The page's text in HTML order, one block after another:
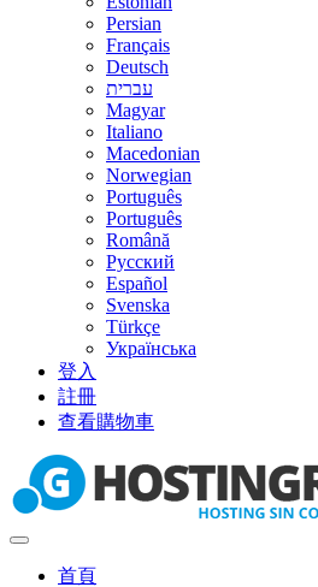
Persian
Français
Deutsch
עברית
Magyar
Italiano
Macedonian
Norwegian
Português
Português
Română
Русский
Español
Svenska
Türkçe
Українська
登入
註冊
查看購物車
Toggle
navigation
首頁